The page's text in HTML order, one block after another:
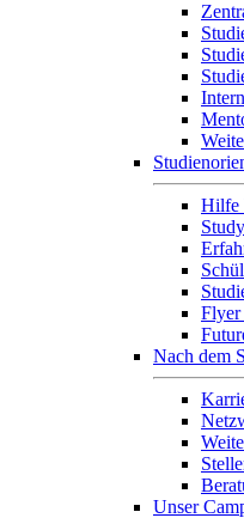
Hilfe
Flyer
Nach dem
Unser